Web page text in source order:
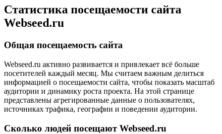
Статистика посещаемости сайта
Webseed.ru
Общая посещаемость сайта
Webseed.ru активно развивается и привлекает всё больше
посетителей каждый месяц. Мы считаем важным делиться
информацией о посещаемости сайта, чтобы показать масштаб
аудитории и динамику роста проекта. На этой странице
представлены агрегированные данные о пользователях,
источниках трафика, географии и поведении аудитории.
Сколько людей посещают Webseed.ru